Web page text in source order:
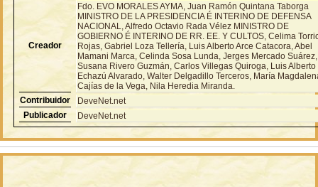
Creador
Fdo. EVO MORALES AYMA, Juan Ramón Quintana Taborga
MINISTRO DE LA PRESIDENCIA É INTERINO DE DEFENSA
NACIONAL, Alfredo Octavio Rada Vélez MINISTRO DE
GOBIERNO É INTERINO DE RR. EE. Y CULTOS, Celima
Rojas, Gabriel Loza Tellería, Luis Alberto Arce Catacora, Abel
Mamani Marca, Celinda Sosa Lunda, Jerges Mercado Suárez,
Susana Rivero Guzmán, Carlos Villegas Quiroga, Luis Alberto
Echazú Alvarado, Walter Delgadillo Terceros, María
Cajías de la Vega, Nila Heredia Miranda.
Contribuidor
DeveNet.net
Publicador
DeveNet.net